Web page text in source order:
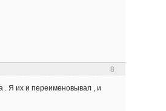
8
. Я их и переименовывал , и